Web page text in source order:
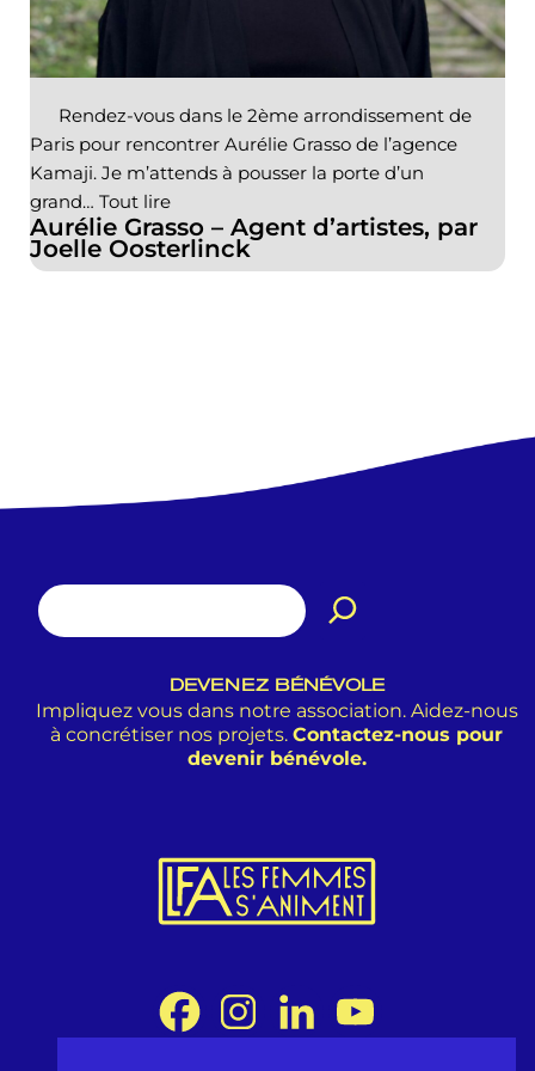
Aurélie Grasso – Agent d’artistes, par
Joelle Oosterlinck
Rendez-vous dans le 2ème arrondissement de
Paris pour rencontrer Aurélie Grasso de l’agence
Kamaji. Je m’attends à pousser la porte d’un
grand… Tout lire
DEVENEZ BÉNÉVOLE
Impliquez vous dans notre association. Aidez-nous
à concrétiser nos projets. Contactez-nous pour
devenir bénévole.